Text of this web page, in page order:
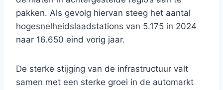
pakken. Als gevolg hiervan steeg het aantal
hogesnelheidslaadstations van 5.175 in 2024
naar 16.650 eind vorig jaar.
De sterke stijging van de infrastructuur valt
samen met een sterke groei in de automarkt